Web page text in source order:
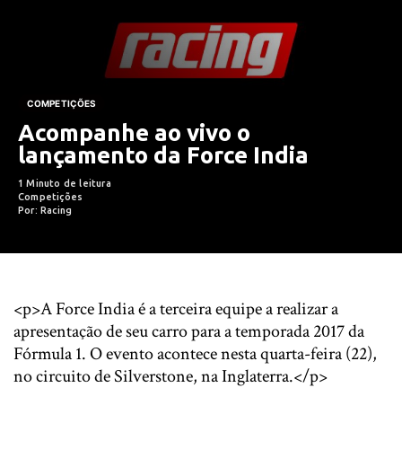
COMPETIÇÕES
Acompanhe ao vivo o
lançamento da Force India
1 Minuto de leitura
Competições
Por: Racing
<p>A Force India é a terceira equipe a realizar a
apresentação de seu carro para a temporada 2017 da
Fórmula 1. O evento acontece nesta quarta-feira (22),
no circuito de Silverstone, na Inglaterra.</p>